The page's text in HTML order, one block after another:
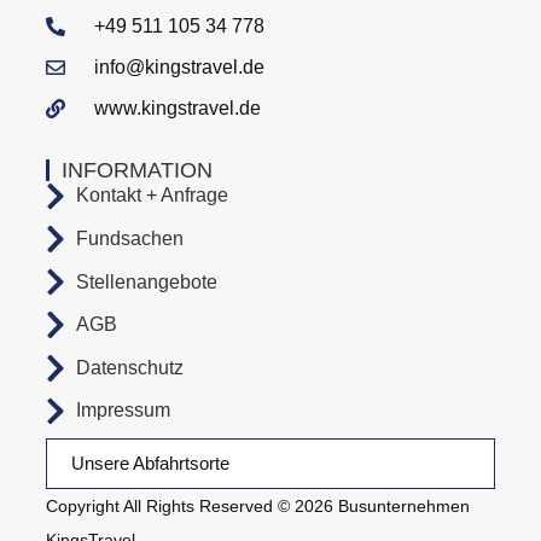
Copyright All Rights Reserved © 2026 Busunternehmen
Unsere Abfahrtsorte
INFORMATION
Kontakt + Anfrage
Fundsachen
Stellenangebote
AGB
Datenschutz
Impressum
+49 511 105 34 778
info@kingstravel.de
www.kingstravel.de